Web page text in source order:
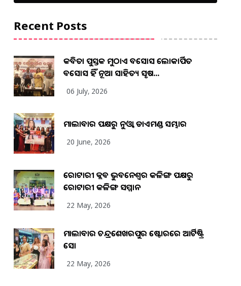
Recent Posts
କବିତା ପୁସ୍ତକ ମୁଠାଏ ଅବସୋସ ଲୋକାର୍ପିତ
ଅବସୋସ ହିଁ ନୂଆ ସାହିତ୍ୟ ସୃଷ...
06 July, 2026
ମାଲାବାର ପକ୍ଷରୁ ନୁଓ୍ବା ଡାଏମଣ୍ଡ ସମ୍ଭାର
20 June, 2026
ରୋଟାରୀ କ୍ଲବ ଭୁବନେଶ୍ୱର କଳିଙ୍ଗ ପକ୍ଷରୁ
ରୋଟାରୀ କଳିଙ୍ଗ ସମ୍ମାନ
22 May, 2026
ମାଲାବାର ଚନ୍ଦ୍ରଶେଖରପୁର ଷ୍ଟୋରରେ ଆର୍ଟିଷ୍ଟ୍ରି
ସୋ
22 May, 2026